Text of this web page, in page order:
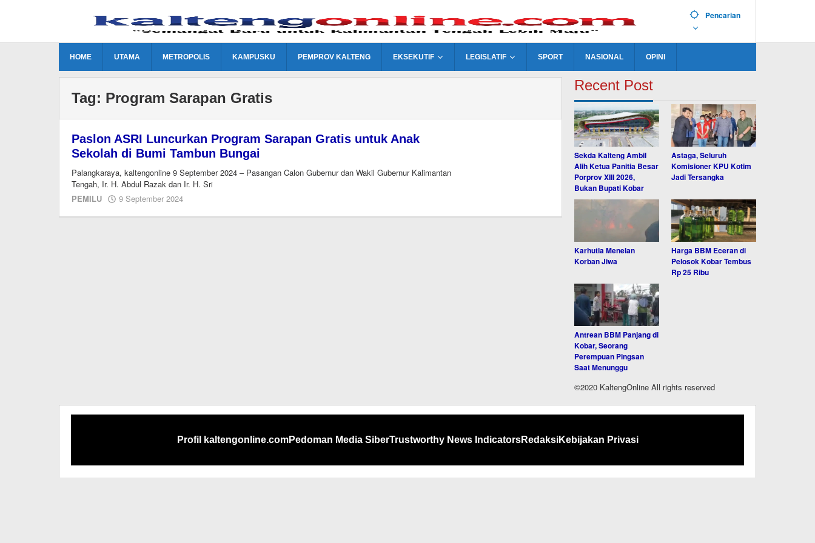
Pencarian
HOME UTAMA METROPOLIS KAMPUSKU PEMPROV KALTENG EKSEKUTIF LEGISLATIF SPORT NASIONAL OPINI
Tag: Program Sarapan Gratis
Paslon ASRI Luncurkan Program Sarapan Gratis untuk Anak
Sekolah di Bumi Tambun Bungai
Palangkaraya, kaltengonline 9 September 2024 – Pasangan Calon Gubernur dan Wakil Gubernur Kalimantan
Tengah, Ir. H. Abdul Razak dan Ir. H. Sri
PEMILU
9 September 2024
Recent Post
Sekda Kalteng Ambil
Alih Ketua Panitia Besar
Porprov XIII 2026,
Bukan Bupati Kobar
Astaga, Seluruh
Komisioner KPU Kotim
Jadi Tersangka
Karhutla Menelan
Korban Jiwa
Harga BBM Eceran di
Pelosok Kobar Tembus
Rp 25 Ribu
Antrean BBM Panjang di
Kobar, Seorang
Perempuan Pingsan
Saat Menunggu
©2020 KaltengOnline All rights reserved
Profil kaltengonline.comPedoman Media SiberTrustworthy News IndicatorsRedaksiKebijakan Privasi